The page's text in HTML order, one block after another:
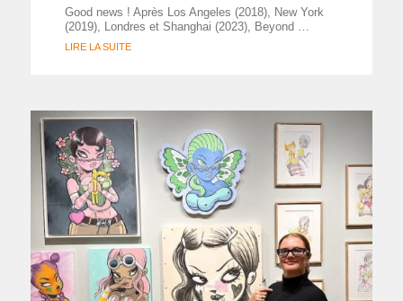
Good news ! Après Los Angeles (2018), New York
(2019), Londres et Shanghai (2023), Beyond …
LIRE LA SUITE